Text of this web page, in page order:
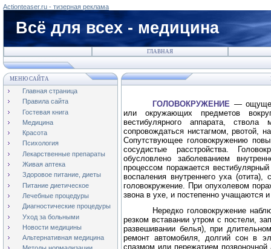
Actionteaser.ru - тизерная реклама
Всё для всех - медицина
ГЛАВНАЯ
МЕНЮ САЙТА
Главная страница
Правила сайта
Гостевая книга
Медицина
Красота
Психология
Лекарственные препараты
Живая аптека
Здоровое питание, диеты
Питание диетическое
Лечебные процедуры
Диагностические процедуры
Уход за больными
Новости медицины
Альтернативная медицина
ГОЛОВОКРУЖЕНИЕ —
или окружающих предметов
вестибулярного аппарата,
сопровождаться нистагмом, рвотой,
Сопутствующее головокружению
сосудистые расстройства.
обусловлено заболеванием
процессом поражается
воспаления внутреннего уха
головокружение. При опухолевом
звона в ухе, и постепенно учащаются
Нередко головокружение
резком вставании утром с постели,
развешивании белья), при
ремонт автомобиля, долгий сон в
спазмом или пережатием позвоночной